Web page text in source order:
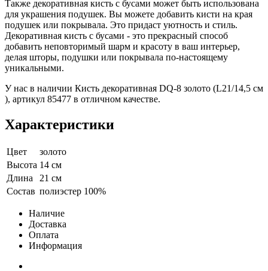
Также декоративная кисть с бусами может быть использована
для украшения подушек. Вы можете добавить кисти на края
подушек или покрывала. Это придаст уютность и стиль.
Декоративная кисть с бусами - это прекрасный способ
добавить неповторимый шарм и красоту в ваш интерьер,
делая шторы, подушки или покрывала по-настоящему
уникальными.
У нас в наличии Кисть декоративная DQ-8 золото (L21/14,5 см
), артикул 85477 в отличном качестве.
Характеристики
Цвет
золото
Высота 14 см
Длина
21 см
Состав полиэстер 100%
Наличие
Доставка
Оплата
Информация